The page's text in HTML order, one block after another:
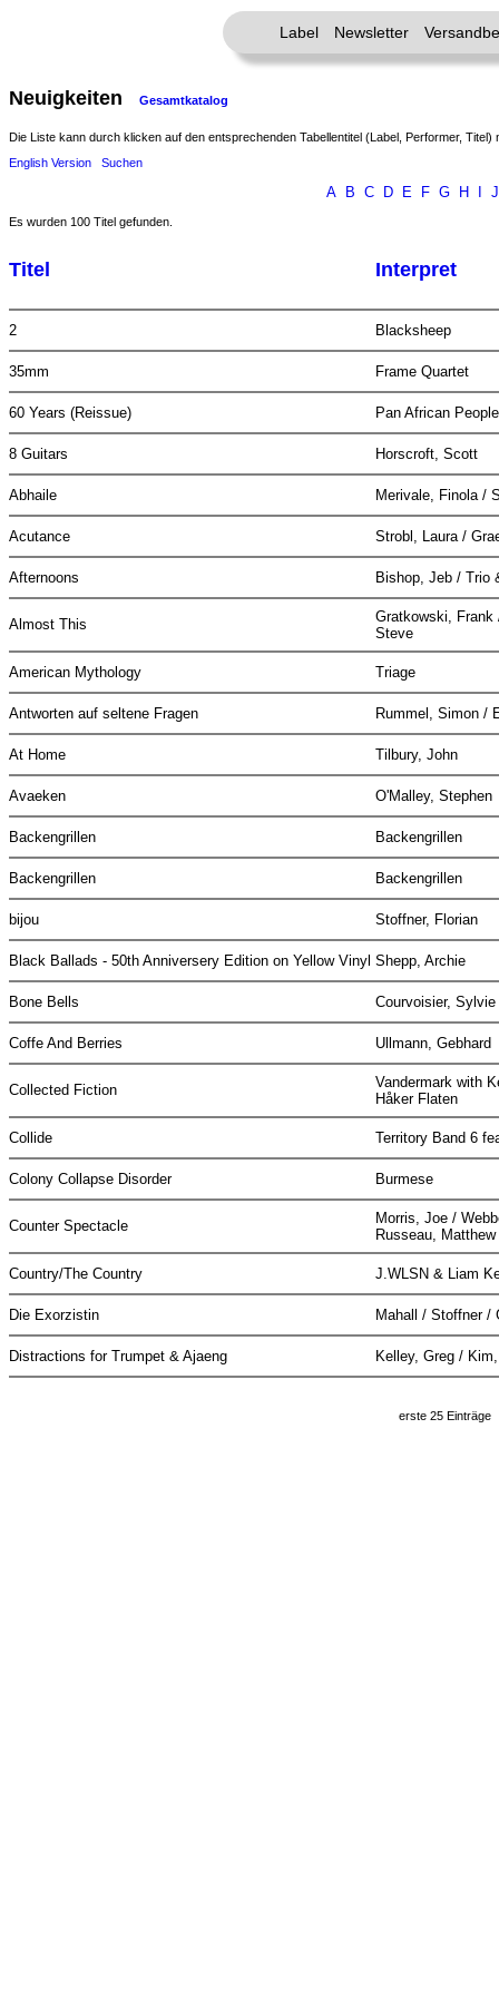
Label Newsletter
Neuigkeiten Gesamtkatalog
Die Liste kann durch klicken auf den entsprechenden Tabellentitel (Label, Performer,
English Version
Suchen
A B C D E F G H J
Es wurden 100 Titel gefunden.
Titel Interpret
2 Blacksheep
35mm Frame Quartet
60 Years (Reissue) Pan African
8 Guitars Horscroft, Scott
Abhaile Merivale, Finola /
Acutance Strobl, Laura /
Afternoons Bishop, Jeb / Trio
Almost This
Gratkowski, Frank
Steve
American Mythology Triage
Antworten auf seltene Fragen Rummel, Simon /
At Home Tilbury, John
Avaeken O'Malley, Stephen
Backengrillen Backengrillen
Backengrillen Backengrillen
bijou Stoffner, Florian
Black Ballads - 50th Anniversery Edition on Yellow Vinyl Shepp, Archie
Bone Bells Courvoisier,
Coffe And Berries Ullmann, Gebhard
Collected Fiction
Vandermark with
Håker Flaten
Collide Territory Band 6
Colony Collapse Disorder Burmese
Counter Spectacle
Morris, Joe /
Russeau, Matthew
Country/The Country J.WLSN & Liam
Die Exorzistin Mahall / Stoffner /
Distractions for Trumpet & Ajaeng Kelley, Greg /
erste 25 Einträge